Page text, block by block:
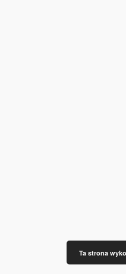
Ta strona